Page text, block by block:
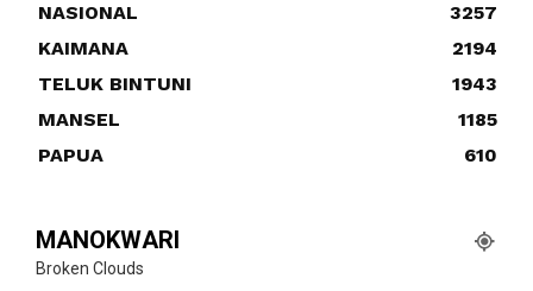
NASIONAL
3257
KAIMANA
2194
TELUK BINTUNI
1943
MANSEL
1185
PAPUA
610
MANOKWARI
Broken Clouds